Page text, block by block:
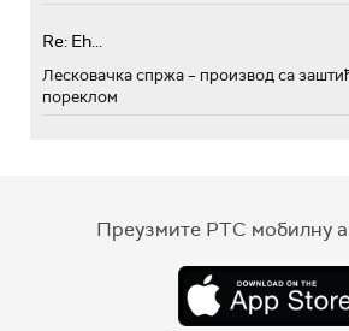
Re: Eh...
Лесковачка спржа – производ са
пореклом
Преузмите РТС мобилну